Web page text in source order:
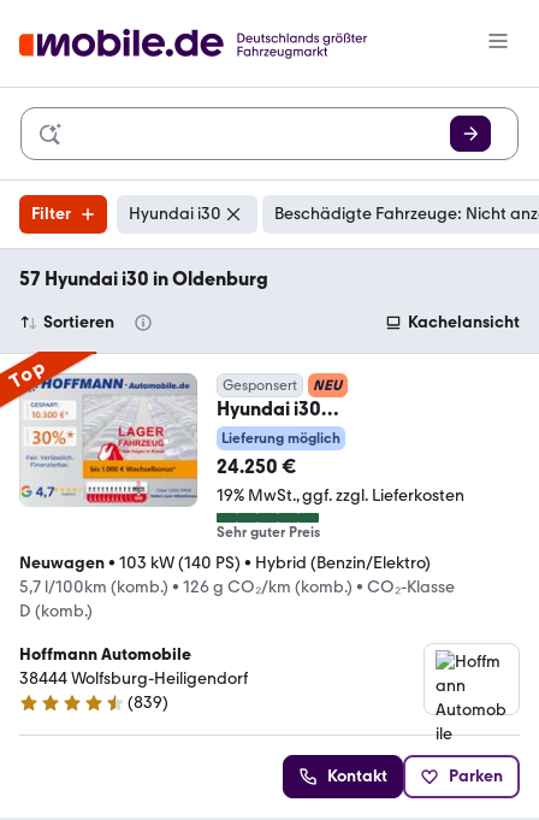
Filter Hyundai i30 Beschädigte Fahrzeuge: Nicht
57 Hyundai i30 in Oldenburg
Sortieren Kachelansicht
Top Gesponsert NEU
Hyundai i30
Navi,PDC+Kamera,Klima,LED,Tem
pomat
Lieferung möglich
24.250 €
19% MwSt. ggf. zzgl. Lieferkosten
Sehr guter Preis
Neuwagen• 103 kW (140 PS) • Hybrid (Benzin/Elektro)
5,7 l/100km (komb.) • 126 g CO₂/km (komb.) • CO₂-Klasse
D (komb.)
Hoffmann Automobile
38444 Wolfsburg-Heiligendorf
4.5 Sterne
(839)
Kontakt Parken